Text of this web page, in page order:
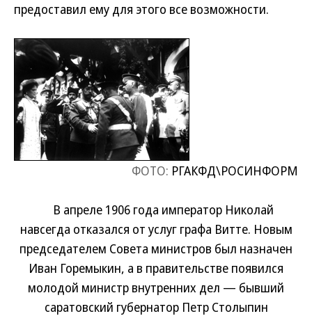
предоставил ему для этого все возможности.
ФОТО: РГАКФД\РОСИНФОРМ
В апреле 1906 года император Николай
навсегда отказался от услуг графа Витте. Новым
председателем Совета министров был назначен
Иван Горемыкин, а в правительстве появился
молодой министр внутренних дел — бывший
саратовский губернатор Петр Столыпин